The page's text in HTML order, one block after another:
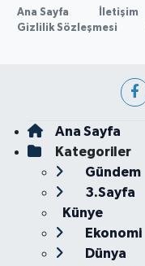
Ana Sayfa İletişim
Gizlilik Sözleşmesi
Ana Sayfa
Kategoriler
Gündem
3.Sayfa
Künye
Ekonomi
Dünya